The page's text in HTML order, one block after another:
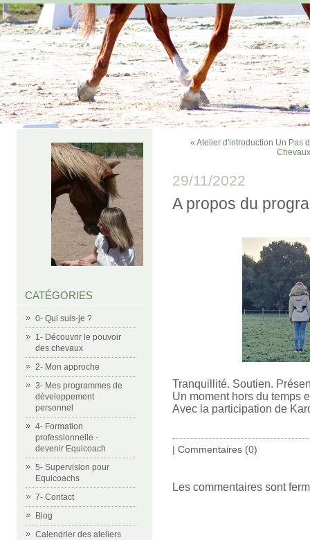
CATÉGORIES
0- Qui suis-je ?
1- Découvrir le pouvoir
des chevaux
2- Mon approche
3- Mes programmes de
développement
personnel
4- Formation
professionnelle -
devenir Equicoach
5- Supervision pour
Equicoachs
7- Contact
Blog
Calendrier des ateliers
« Atelier d'introduction Un Pas
29/11/2022
A propos du
Tranquillité. Soutien.
Un moment hors du temps
Avec la participation de
| Commentaires (0)
Les commentaires sont